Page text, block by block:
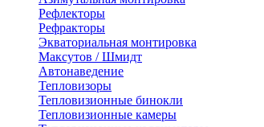
Рефлекторы
Рефракторы
Экваториальная монтировка
Максутов / Шмидт
Автонаведение
Тепловизоры
Тепловизионные бинокли
Тепловизионные камеры